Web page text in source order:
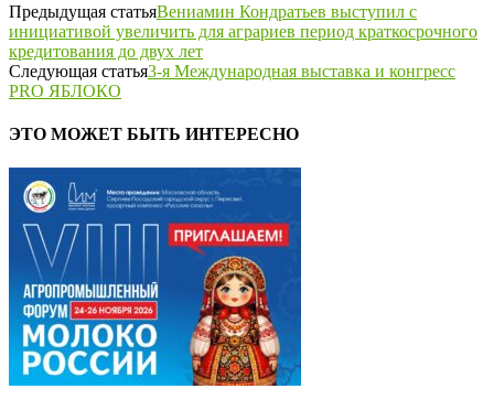
Предыдущая статьяВениамин Кондратьев выступил с
инициативой увеличить для аграриев период краткосрочного
кредитования до двух лет
Следующая статья3-я Международная выставка и конгресс
PRO ЯБЛОКО
ЭТО МОЖЕТ БЫТЬ ИНТЕРЕСНО